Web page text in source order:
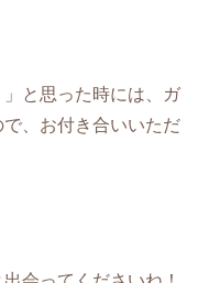
と思った時には、ガ
、お付き合いいただ